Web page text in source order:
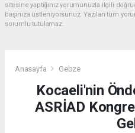
sitesine yaptığınız yorumunuzla ilgili
başınıza üstleniyorsunuz. Yazılan tüm
sorumlu tutulamaz.
Anasayfa Gebze
Kocaeli'nin
ASRİAD